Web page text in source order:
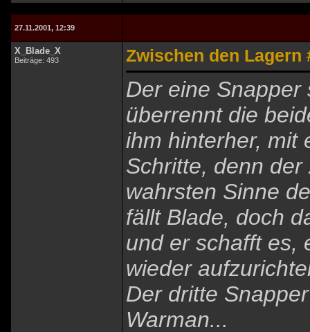
27.11.2001, 12:39
X_Blade_X
Beiträge: 493 Zwischen den Lagern
Der eine Snapper
überrennt die
ihm hinterher, mit
Schritte, denn
wahrsten Sinne
fällt Blade, doch
und er schafft es,
wieder
Der dritte
Warman...